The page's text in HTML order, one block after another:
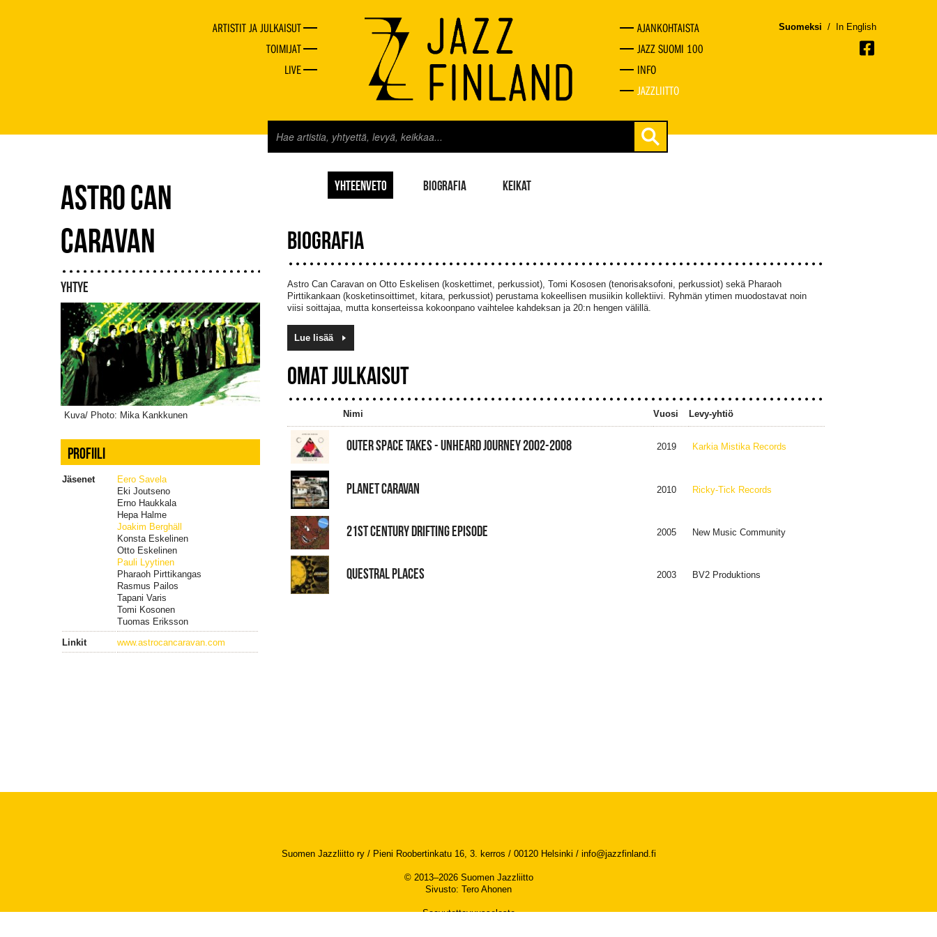
ARTISTIT JA JULKAISUT
TOIMIJAT
LIVE
AJANKOHTAISTA
JAZZ SUOMI 100
INFO
JAZZLIITTO
Suomeksi / In English
YHTEENVETO BIOGRAFIA KEIKAT
ASTRO CAN
CARAVAN
YHTYE
Kuva/ Photo: Mika Kankkunen
PROFIILI
Jäsenet
Eero Savela
Eki Joutseno
Erno Haukkala
Hepa Halme
Joakim Berghäll
Konsta Eskelinen
Otto Eskelinen
Pauli Lyytinen
Pharaoh Pirttikangas
Rasmus Pailos
Tapani Varis
Tomi Kosonen
Tuomas Eriksson
Linkit
www.astrocancaravan.com
BIOGRAFIA
Astro Can Caravan on Otto Eskelisen (koskettimet, perkussiot), Tomi Kososen (tenorisaksofoni, perkussiot) sekä Pharaoh
Pirttikankaan (kosketinsoittimet, kitara, perkussiot) perustama kokeellisen musiikin kollektiivi. Ryhmän ytimen muodostavat noin
viisi soittajaa, mutta konserteissa kokoonpano vaihtelee kahdeksan ja 20:n hengen välillä.
Lue lisää
OMAT JULKAISUT
Nimi Vuosi Levy-yhtiö
OUTER SPACE TAKES - UNHEARD JOURNEY 2002-2008 2019 Karkia Mistika Records
PLANET CARAVAN 2010 Ricky-Tick Records
21ST CENTURY DRIFTING EPISODE 2005 New Music Community
QUESTRAL PLACES 2003 BV2 Produktions
Suomen Jazzliitto ry / Pieni Roobertinkatu 16, 3. kerros / 00120 Helsinki / info@jazzfinland.fi
© 2013–2026 Suomen Jazzliitto
Sivusto: Tero Ahonen
Saavutettavuusseloste